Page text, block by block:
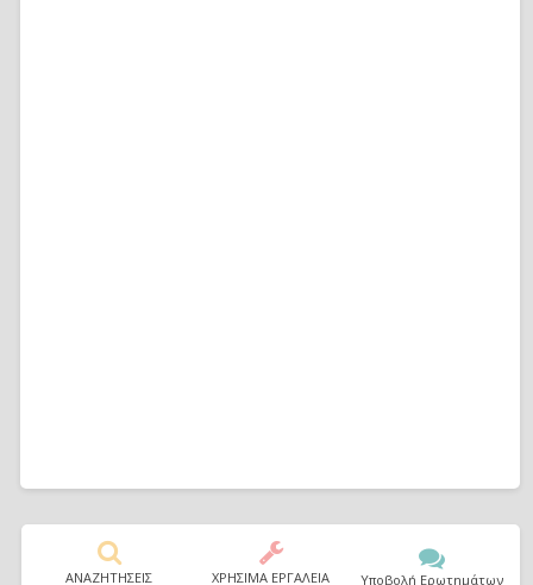
ΑΝΑΖΗΤΗΣΕΙΣ ΧΡΗΣΙΜΑ ΕΡΓΑΛΕΙΑ Υποβολή Ερωτημάτων